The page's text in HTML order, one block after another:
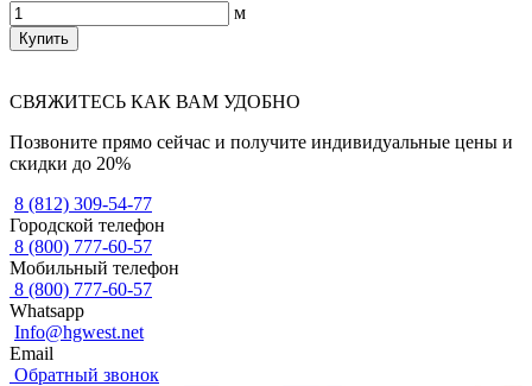
м
Купить
СВЯЖИТЕСЬ КАК ВАМ УДОБНО
Позвоните прямо сейчас и получите индивидуальные цены и
скидки до 20%
8 (812) 309-54-77
Городской телефон
8 (800) 777-60-57
Мобильный телефон
8 (800) 777-60-57
Whatsapp
Info@hgwest.net
Email
Обратный звонок